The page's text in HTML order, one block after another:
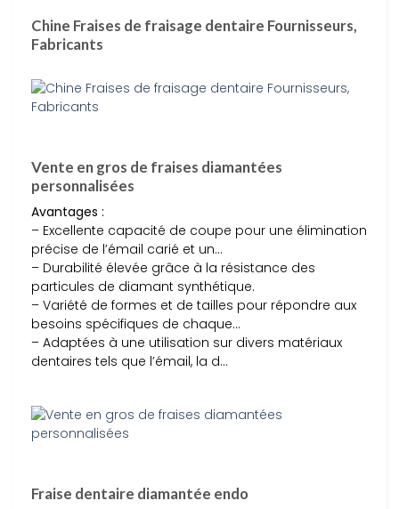
Chine Fraises de fraisage dentaire Fournisseurs,
Fabricants
Vente en gros de fraises diamantées
personnalisées
Avantages :
– Excellente capacité de coupe pour une élimination
précise de l’émail carié et un…
– Durabilité élevée grâce à la résistance des
particules de diamant synthétique.
– Variété de formes et de tailles pour répondre aux
besoins spécifiques de chaque…
– Adaptées à une utilisation sur divers matériaux
dentaires tels que l’émail, la d…
Fraise dentaire diamantée endo